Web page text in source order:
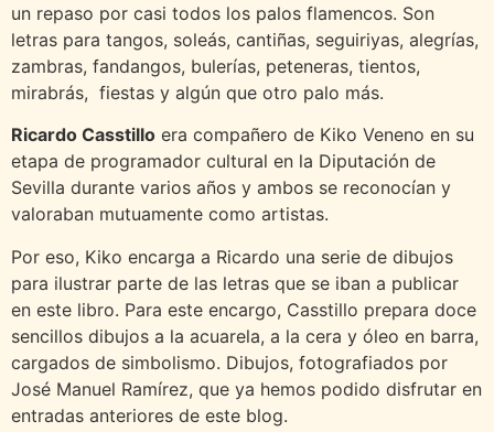
un repaso por casi todos los palos flamencos. Son
letras para tangos, soleás, cantiñas, seguiriyas, alegrías,
zambras, fandangos, bulerías, peteneras, tientos,
mirabrás, fiestas y algún que otro palo más.
Ricardo Casstillo era compañero de Kiko Veneno en su
etapa de programador cultural en la Diputación de
Sevilla durante varios años y ambos se reconocían y
valoraban mutuamente como artistas.
Por eso, Kiko encarga a Ricardo una serie de dibujos
para ilustrar parte de las letras que se iban a publicar
en este libro. Para este encargo, Casstillo prepara doce
sencillos dibujos a la acuarela, a la cera y óleo en barra,
cargados de simbolismo. Dibujos, fotografiados por
José Manuel Ramírez, que ya hemos podido disfrutar en
entradas anteriores de este blog.